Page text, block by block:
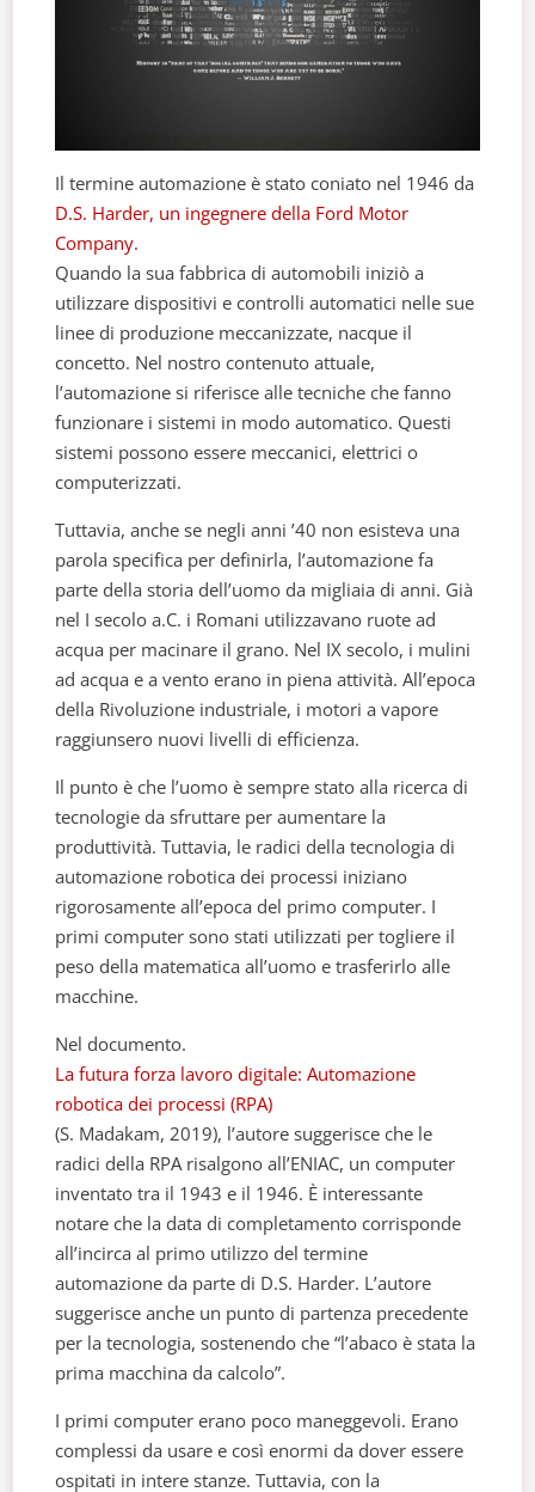
Il termine automazione è stato coniato nel 1946 da
D.S. Harder, un ingegnere della Ford Motor
Company.
Quando la sua fabbrica di automobili iniziò a
utilizzare dispositivi e controlli automatici nelle sue
linee di produzione meccanizzate, nacque il
concetto. Nel nostro contenuto attuale,
l’automazione si riferisce alle tecniche che fanno
funzionare i sistemi in modo automatico. Questi
sistemi possono essere meccanici, elettrici o
computerizzati.
Tuttavia, anche se negli anni ’40 non esisteva una
parola specifica per definirla, l’automazione fa
parte della storia dell’uomo da migliaia di anni. Già
nel I secolo a.C. i Romani utilizzavano ruote ad
acqua per macinare il grano. Nel IX secolo, i mulini
ad acqua e a vento erano in piena attività. All’epoca
della Rivoluzione industriale, i motori a vapore
raggiunsero nuovi livelli di efficienza.
Il punto è che l’uomo è sempre stato alla ricerca di
tecnologie da sfruttare per aumentare la
produttività. Tuttavia, le radici della tecnologia di
automazione robotica dei processi iniziano
rigorosamente all’epoca del primo computer. I
primi computer sono stati utilizzati per togliere il
peso della matematica all’uomo e trasferirlo alle
macchine.
Nel documento.
La futura forza lavoro digitale: Automazione
robotica dei processi (RPA)
(S. Madakam, 2019), l’autore suggerisce che le
radici della RPA risalgono all’ENIAC, un computer
inventato tra il 1943 e il 1946. È interessante
notare che la data di completamento corrisponde
all’incirca al primo utilizzo del termine
automazione da parte di D.S. Harder. L’autore
suggerisce anche un punto di partenza precedente
per la tecnologia, sostenendo che “l’abaco è stata la
prima macchina da calcolo”.
I primi computer erano poco maneggevoli. Erano
complessi da usare e così enormi da dover essere
ospitati in intere stanze. Tuttavia, con la